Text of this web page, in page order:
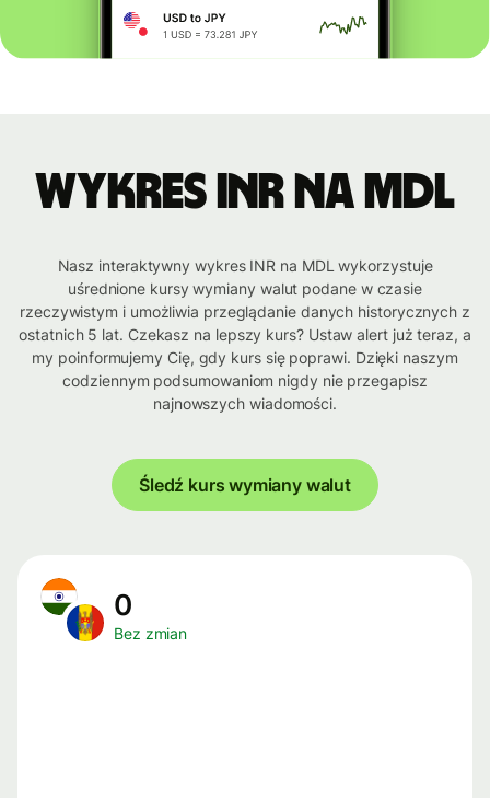
Wykres INR na MDL
Nasz interaktywny wykres INR na MDL wykorzystuje
uśrednione kursy wymiany walut podane w czasie
rzeczywistym i umożliwia przeglądanie danych historycznych z
ostatnich 5 lat. Czekasz na lepszy kurs? Ustaw alert już teraz, a
my poinformujemy Cię, gdy kurs się poprawi. Dzięki naszym
codziennym podsumowaniom nigdy nie przegapisz
najnowszych wiadomości.
Śledź kurs wymiany walut
0
Bez zmian